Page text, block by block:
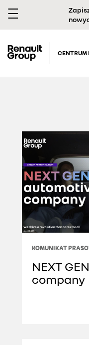
CENTRUM
KOMUNIKAT
NEXT
company